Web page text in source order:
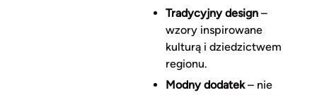
Tradycyjny design–
wzory inspirowane
kulturą i dziedzictwem
regionu.
Modny dodatek– nie